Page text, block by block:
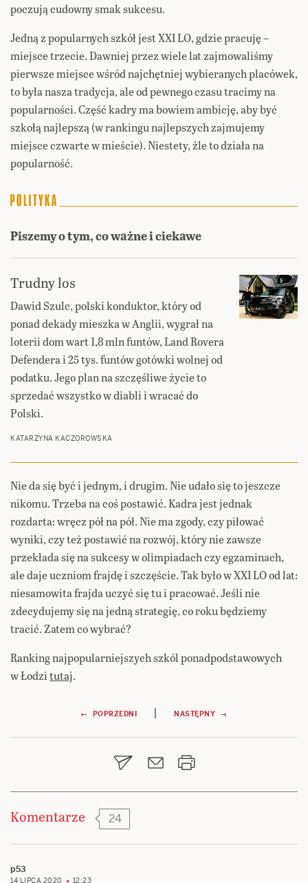
poczują cudowny smak sukcesu.
Jedną z popularnych szkół jest XXI LO, gdzie pracuję –
miejsce trzecie. Dawniej przez wiele lat zajmowaliśmy
pierwsze miejsce wśród najchętniej wybieranych placówek,
to była nasza tradycja, ale od pewnego czasu tracimy na
popularności. Część kadry ma bowiem ambicję, aby być
szkołą najlepszą (w rankingu najlepszych zajmujemy
miejsce czwarte w mieście). Niestety, źle to działa na
popularność.
Piszemy o tym, co ważne i ciekawe
Trudny los
Dawid Szulc, polski konduktor, który od
ponad dekady mieszka w Anglii, wygrał na
loterii dom wart 1,8 mln funtów, Land Rovera
Defendera i 25 tys. funtów gotówki wolnej od
podatku. Jego plan na szczęśliwe życie to
sprzedać wszystko w diabli i wracać do
Polski.
KATARZYNA KACZOROWSKA
Nie da się być i jednym, i drugim. Nie udało się to jeszcze
nikomu. Trzeba na coś postawić. Kadra jest jednak
rozdarta: wręcz pół na pół. Nie ma zgody, czy piłować
wyniki, czy też postawić na rozwój, który nie zawsze
przekłada się na sukcesy w olimpiadach czy egzaminach,
ale daje uczniom frajdę i szczęście. Tak było w XXI LO od lat:
niesamowita frajda uczyć się tu i pracować. Jeśli nie
zdecydujemy się na jedną strategię, co roku będziemy
tracić. Zatem co wybrać?
Ranking najpopularniejszych szkól ponadpodstawowych
w Łodzitutaj.
Nawigacja
wpisu
← POPRZEDNI | NASTĘPNY →
Komentarze 24
p53
14 LIPCA 2020 12:23